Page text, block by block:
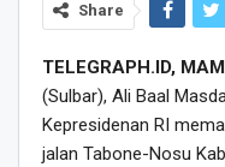
Share
TELEGRAPH.ID,
(Sulbar), Ali Baal
Kepresidenan RI
jalan Tabone-Nosu